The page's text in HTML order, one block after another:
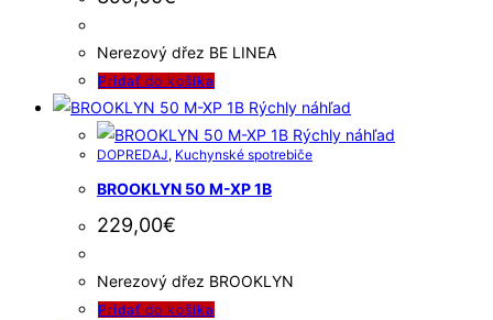
Nerezový dřez BE LINEA
Pridať do košíka
Rýchly náhľad
Rýchly náhľad
DOPREDAJ, Kuchynské spotrebiče
BROOKLYN 50 M-XP 1B
229,00€
Nerezový dřez BROOKLYN
Pridať do košíka